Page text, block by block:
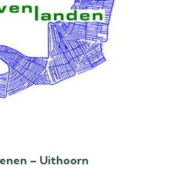
– Uithoorn